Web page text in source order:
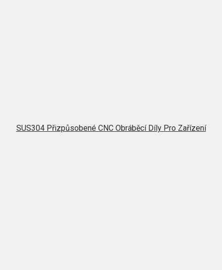
SUS304 Přizpůsobené CNC Obráběcí Díly Pro Zařízení